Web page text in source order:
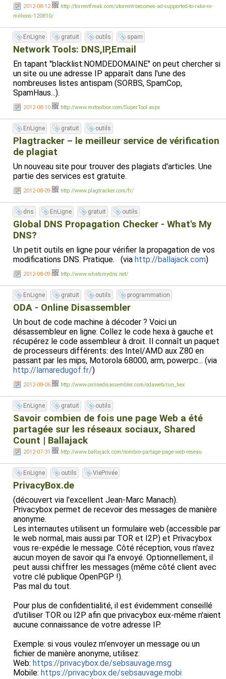
2012-08-12
http://torrentfreak.com/utorrent-becomes-ad-supported-to-rake-in-
millions-120810/
EnLigne gratuit outils spam
Network Tools: DNS,IP,Email
En tapant "blacklist:NOMDEDOMAINE" on peut chercher si
un site ou une adresse IP apparaît dans l'une des
nombreuses listes antispam (SORBS, SpamCop,
SpamHaus...).
2012-08-10 http://www.mxtoolbox.com/SuperTool.aspx
EnLigne gratuit outils
Plagtracker – le meilleur service de vérification
de plagiat
Un nouveau site pour trouver des plagiats d'articles. Une
partie des services est gratuite.
2012-08-09 http://www.plagtracker.com/fr/
dns EnLigne gratuit outils
Global DNS Propagation Checker - What's My
DNS?
Un petit outils en ligne pour vérifier la propagation de vos
modifications DNS. Pratique. (via http://ballajack.com)
2012-08-09 http://www.whatsmydns.net/
EnLigne gratuit outils programmation
ODA - Online Disassembler
Un bout de code machine à décoder ? Voici un
désassembleur en ligne: Collez le code hexa à gauche et
récupérez le code assembleur à droit. Il connaît un paquet
de processeurs différents: des Intel/AMD aux Z80 en
passant par les mips, Motorola 68000, arm, powerpc... (via
http://lamaredugof.fr/)
2012-08-06 http://www.onlinedisassembler.com/odaweb/run_hex
EnLigne gratuit outils
Savoir combien de fois une page Web a été
partagée sur les réseaux sociaux, Shared
Count | Ballajack
2012-07-31 http://www.ballajack.com/nombre-partage-page-web-reseau
EnLigne outils ViePrivée
PrivacyBox.de
(découvert via l'excellent Jean-Marc Manach).
Privacybox permet de recevoir des messages de manière
anonyme.
Les internautes utilisent un formulaire web (accessible par
le web normal, mais aussi par TOR et I2P) et Privacybox
vous re-expédie le message. Côté réception, vous n'avez
aucun moyen de savoir qui l'a envoyé. Optionnellement, il
peut aussi chiffrer les messages (même côté client avec
votre clé publique OpenPGP !).
Pas mal du tout.
Pour plus de confidentialité, il est évidemment conseillé
d'utiliser TOR ou I2P afin que privacybox eux-même n'aient
aucune connaissance de votre adresse IP.
Exemple: si vous voulez m'envoyer un message ou un
fichier de manière anonyme, utilisez:
Web: https://privacybox.de/sebsauvage.msg
Mobile: https://privacybox.de/sebsauvage.mobi